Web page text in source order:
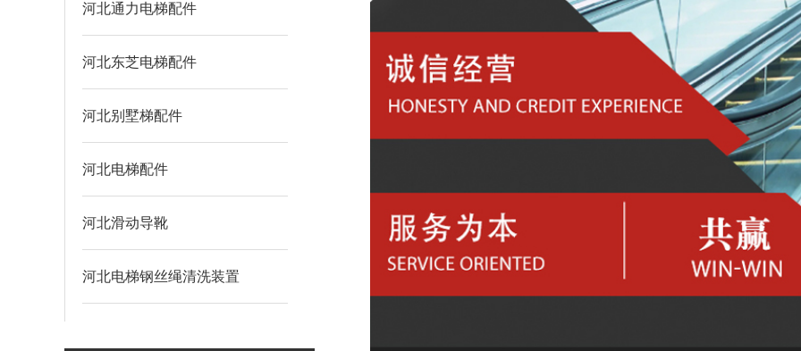
河北通力电梯配件
河北东芝电梯配件
河北别墅梯配件
河北电梯配件
河北滑动导靴
河北电梯钢丝绳清洗装置